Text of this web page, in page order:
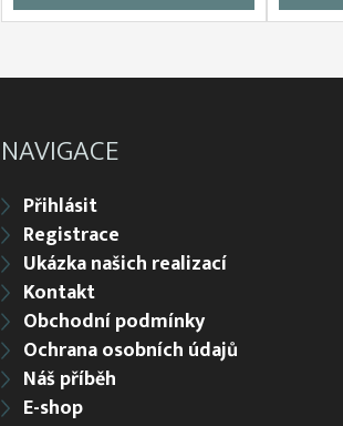
NAVIGACE
Přihlásit
Registrace
Ukázka našich realizací
Kontakt
Obchodní podmínky
Ochrana osobních údajů
Náš příběh
E-shop